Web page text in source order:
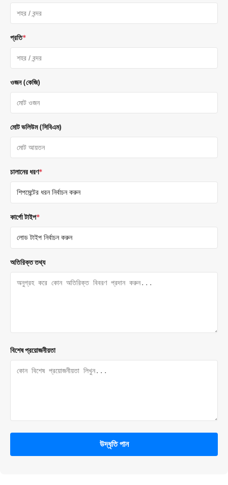
প্রতি*
ওজন (কেজি)
মোট ভলিউম (সিবিএম)
চালানের ধরণ*
কার্গো টাইপ*
অতিরিক্ত তথ্য
বিশেষ প্রয়োজনীয়তা
উদ্ধৃতি পান